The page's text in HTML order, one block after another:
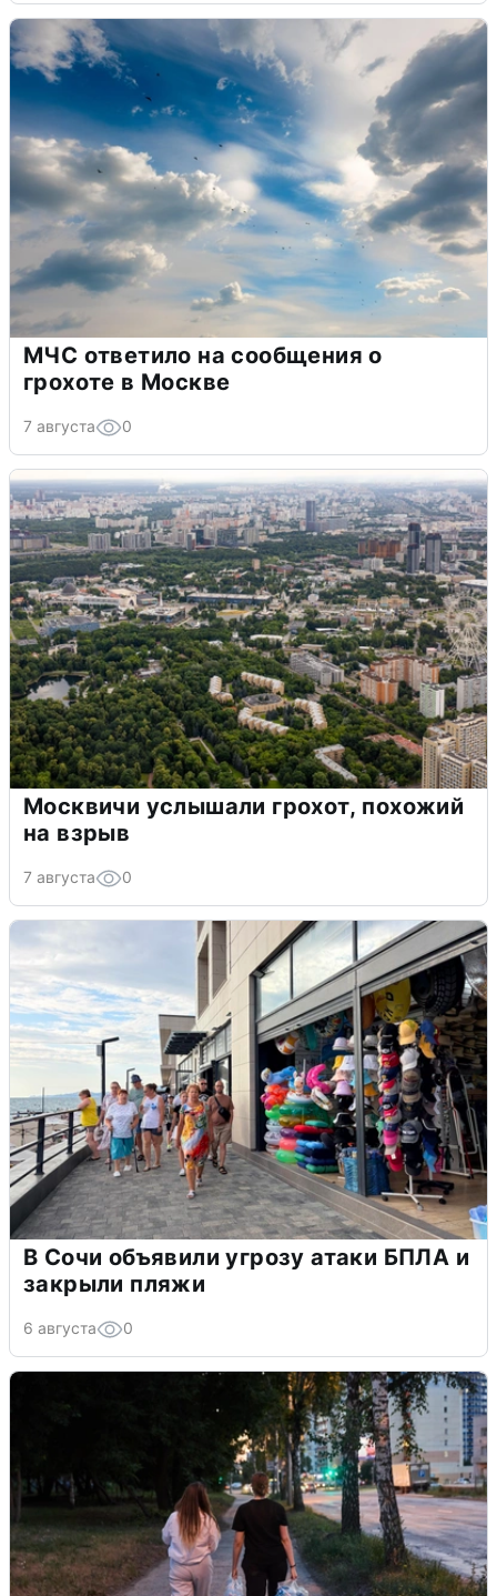
МЧС ответило на сообщения о
грохоте в Москве
7 августа 0
Москвичи услышали грохот, похожий
на взрыв
7 августа 0
В Сочи объявили угрозу атаки БПЛА и
закрыли пляжи
6 августа 0